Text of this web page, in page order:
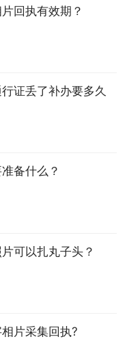
回执有效期？
证丢了补办要多久
备什么？
可以扎丸子头？
片采集回执?